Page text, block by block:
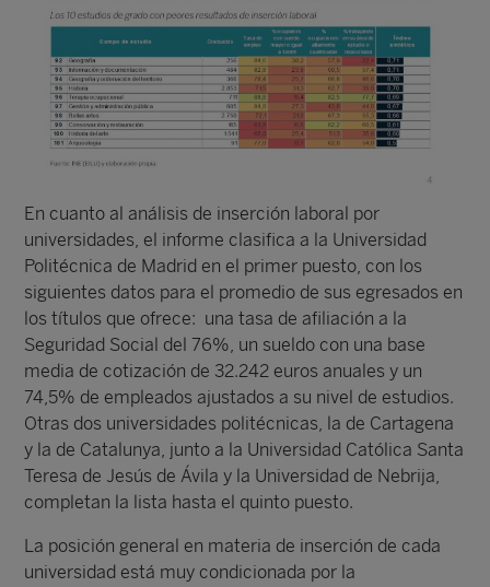
En cuanto al análisis de inserción laboral por
universidades, el informe clasifica a la Universidad
Politécnica de Madrid en el primer puesto, con los
siguientes datos para el promedio de sus egresados en
los títulos que ofrece: una tasa de afiliación a la
Seguridad Social del 76%, un sueldo con una base
media de cotización de 32.242 euros anuales y un
74,5% de empleados ajustados a su nivel de estudios.
Otras dos universidades politécnicas, la de Cartagena
y la de Catalunya, junto a la Universidad Católica Santa
Teresa de Jesús de Ávila y la Universidad de Nebrija,
completan la lista hasta el quinto puesto.
La posición general en materia de inserción de cada
universidad está muy condicionada por la